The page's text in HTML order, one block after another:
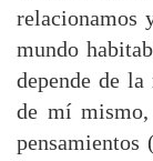
relacionamos
mundo
depende de la
de mí
pensamientos